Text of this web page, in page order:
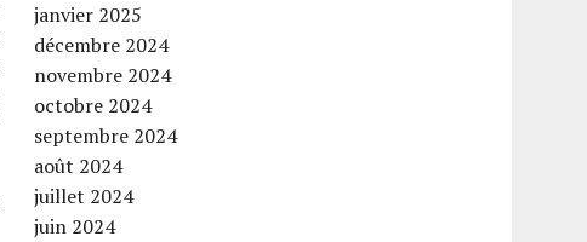
janvier 2025
décembre 2024
novembre 2024
octobre 2024
septembre 2024
août 2024
juillet 2024
juin 2024